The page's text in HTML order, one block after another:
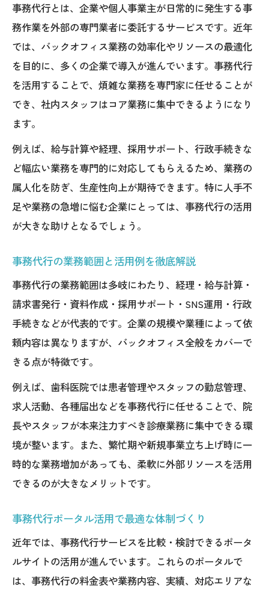
事務代行で負担軽減を実感した成功事例
事務代行の導入でコア業務集中の体制作り
事務代行の導入がコア業務集中を可能に
専門スタッフによる事務代行の強みとは
事務代行会社の選定基準と注意点まとめ
フリーランス・個人事業主にも役立つ事務代行
活用
フリーランスに適した事務代行の選び方
個人事業主が事務代行を活用すべき理由
事務代行業務委託で時間と手間を削減する
事務代行ポータルを使った依頼の流れ解説
生産性向上へ導く事務代行の活用ポイント解説
事務代行会社選びのポイントと比較方法
事務代行のメリットと効果的な活用方法
大手事務代行と個人対応の違いを解説
安心して任せるための事務代行選びとチーム形
成
安心できる事務代行会社の選定基準とは
事務代行料金表のチェックポイント解説
チーム制事務代行の導入メリットを紹介
事務代行業務委託で信頼関係を築く方法
事務代行とは、企業や個人事業主が日常的に発生する事
務作業を外部の専門業者に委託するサービスです。近年
では、バックオフィス業務の効率化やリソースの最適化
を目的に、多くの企業で導入が進んでいます。事務代行
を活用することで、煩雑な業務を専門家に任せることが
でき、社内スタッフはコア業務に集中できるようになり
ます。
例えば、給与計算や経理、採用サポート、行政手続きな
ど幅広い業務を専門的に対応してもらえるため、業務の
属人化を防ぎ、生産性向上が期待できます。特に人手不
足や業務の急増に悩む企業にとっては、事務代行の活用
が大きな助けとなるでしょう。
事務代行の業務範囲と活用例を徹底解説
事務代行の業務範囲は多岐にわたり、経理・給与計算・
請求書発行・資料作成・採用サポート・SNS運用・行政
手続きなどが代表的です。企業の規模や業種によって依
頼内容は異なりますが、バックオフィス全般をカバーで
きる点が特徴です。
例えば、歯科医院では患者管理やスタッフの勤怠管理、
求人活動、各種届出などを事務代行に任せることで、院
長やスタッフが本来注力すべき診療業務に集中できる環
境が整います。また、繁忙期や新規事業立ち上げ時に一
時的な業務増加があっても、柔軟に外部リソースを活用
できるのが大きなメリットです。
事務代行ポータル活用で最適な体制づくり
近年では、事務代行サービスを比較・検討できるポータ
ルサイトの活用が進んでいます。これらのポータルで
は、事務代行の料金表や業務内容、実績、対応エリアな